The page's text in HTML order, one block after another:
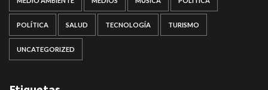
POLÍTICA SALUD TECNOLOGÍA TURISMO
UNCATEGORIZED